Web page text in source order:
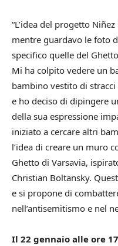
“L’idea del progetto
mentre guardavo le foto
specifico quelle del
Mi ha colpito vedere un
bambino vestito di
e ho deciso di dipingere
della sua espressione
iniziato a cercare altri
l’idea di creare un muro
Ghetto di Varsavia,
Christian Boltansky.
e si propone di
nell’antisemitismo e nel
Il 22 gennaio alle ore